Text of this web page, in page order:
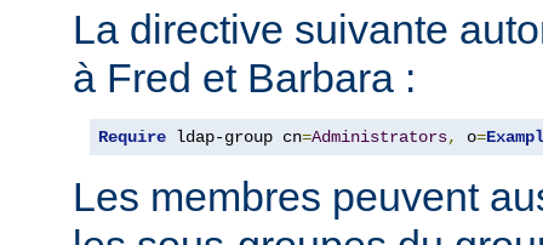
La directive suivante
à Fred et Barbara :
Require ldap-group cn=Administrators, o=
Les membres peuvent